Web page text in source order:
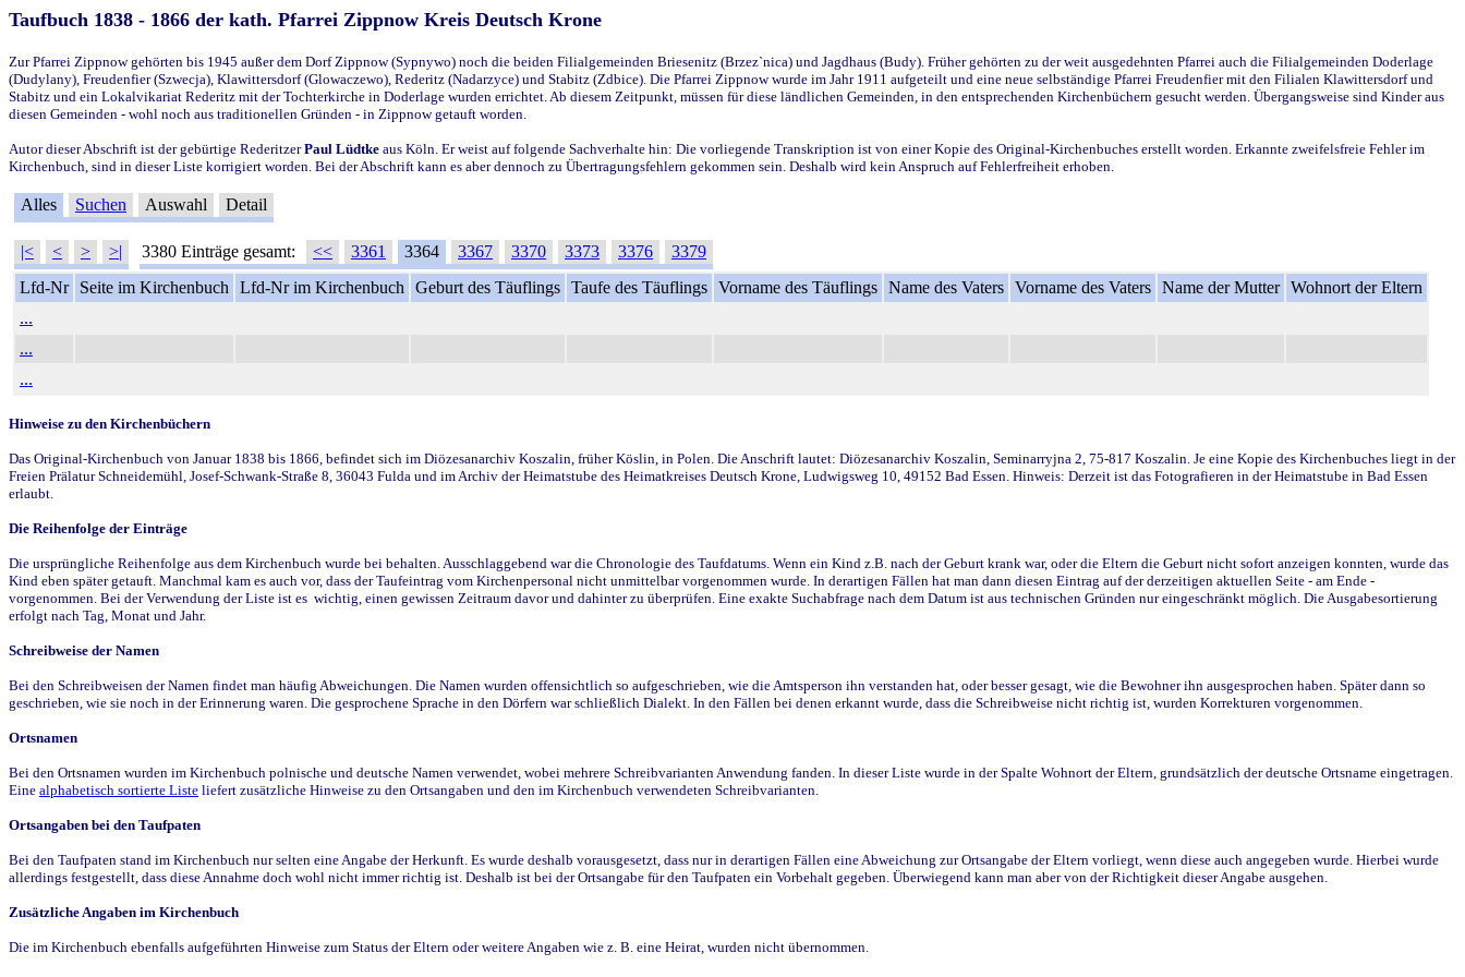
Taufbuch 1838 - 1866 der kath. Pfarrei Zippnow Kreis Deutsch Krone
Zur Pfarrei Zippnow gehörten bis 1945 außer dem Dorf Zippnow (Sypnywo) noch die beiden Filialgemeinden Briesenitz (Brzez`nica) und Jagdhaus (Budy). Früher gehörten zu der weit ausgedehnten Pfarrei auch die Filialgemeinden Doderlage
(Dudylany), Freudenfier (Szwecja), Klawittersdorf (Glowaczewo), Rederitz (Nadarzyce) und Stabitz (Zdbice). Die Pfarrei Zippnow wurde im Jahr 1911 aufgeteilt und eine neue selbständige Pfarrei Freudenfier mit den Filialen Klawittersdorf und
Stabitz und ein Lokalvikariat Rederitz mit der Tochterkirche in Doderlage wurden errichtet. Ab diesem Zeitpunkt, müssen für diese ländlichen Gemeinden, in den entsprechenden Kirchenbüchern gesucht werden. Übergangsweise sind Kinder aus
diesen Gemeinden - wohl noch aus traditionellen Gründen - in Zippnow getauft worden.
Autor dieser Abschrift ist der gebürtige RederitzerPaul Lüdtke aus Köln. Er weist auf folgende Sachverhalte hin: Die vorliegende Transkription ist von einer Kopie des Original-Kirchenbuches erstellt worden. Erkannte zweifelsfreie Fehler im
Kirchenbuch, sind in dieser Liste korrigiert worden. Bei der Abschrift kann es aber dennoch zu Übertragungsfehlern gekommen sein. Deshalb wird kein Anspruch auf Fehlerfreiheit erhoben.
Alles Suchen Auswahl Detail
|< < > >| 3380 Einträge gesamt: << 3361 3364 3367 3370 3373 3376
3379
Lfd-Nr
Seite im Kirchenbuch Lfd-Nr im Kirchenbuch Geburt des Täuflings Taufe des Täuflings Vorname des Täuflings Name des Vaters Vorname des Vaters Name der Mutter Wohnort der Eltern
...
...
...
Hinweise zu den Kirchenbüchern
Das Original-Kirchenbuch von Januar 1838 bis 1866, befindet sich im Diözesanarchiv Koszalin, früher Köslin, in Polen. Die Anschrift lautet: Diözesanarchiv Koszalin, Seminarryjna 2, 75-817 Koszalin. Je eine Kopie des Kirchenbuches liegt in der
Freien Prälatur Schneidemühl, Josef-Schwank-Straße 8, 36043 Fulda und im Archiv der Heimatstube des Heimatkreises Deutsch Krone, Ludwigsweg 10, 49152 Bad Essen. Hinweis: Derzeit ist das Fotografieren in der Heimatstube in Bad Essen
erlaubt.
Die Reihenfolge der Einträge
Die ursprüngliche Reihenfolge aus dem Kirchenbuch wurde bei behalten. Ausschlaggebend war die Chronologie des Taufdatums. Wenn ein Kind z.B. nach der Geburt krank war, oder die Eltern die Geburt nicht sofort anzeigen konnten, wurde das
Kind eben später getauft. Manchmal kam es auch vor, dass der Taufeintrag vom Kirchenpersonal nicht unmittelbar vorgenommen wurde. In derartigen Fällen hat man dann diesen Eintrag auf der derzeitigen aktuellen Seite - am Ende -
vorgenommen. Bei der Verwendung der Liste ist es wichtig, einen gewissen Zeitraum davor und dahinter zu überprüfen. Eine exakte Suchabfrage nach dem Datum ist aus technischen Gründen nur eingeschränkt möglich. Die Ausgabesortierung
erfolgt nach Tag, Monat und Jahr.
Schreibweise der Namen
Bei den Schreibweisen der Namen findet man häufig Abweichungen. Die Namen wurden offensichtlich so aufgeschrieben, wie die Amtsperson ihn verstanden hat, oder besser gesagt, wie die Bewohner ihn ausgesprochen haben. Später dann so
geschrieben, wie sie noch in der Erinnerung waren. Die gesprochene Sprache in den Dörfern war schließlich Dialekt. In den Fällen bei denen erkannt wurde, dass die Schreibweise nicht richtig ist, wurden Korrekturen vorgenommen.
Ortsnamen
Bei den Ortsnamen wurden im Kirchenbuch polnische und deutsche Namen verwendet, wobei mehrere Schreibvarianten Anwendung fanden. In dieser Liste wurde in der Spalte Wohnort der Eltern, grundsätzlich der deutsche Ortsname eingetragen.
Eine alphabetisch sortierte Liste liefert zusätzliche Hinweise zu den Ortsangaben und den im Kirchenbuch verwendeten Schreibvarianten.
Ortsangaben bei den Taufpaten
Bei den Taufpaten stand im Kirchenbuch nur selten eine Angabe der Herkunft. Es wurde deshalb vorausgesetzt, dass nur in derartigen Fällen eine Abweichung zur Ortsangabe der Eltern vorliegt, wenn diese auch angegeben wurde. Hierbei wurde
allerdings festgestellt, dass diese Annahme doch wohl nicht immer richtig ist. Deshalb ist bei der Ortsangabe für den Taufpaten ein Vorbehalt gegeben. Überwiegend kann man aber von der Richtigkeit dieser Angabe ausgehen.
Zusätzliche Angaben im Kirchenbuch
Die im Kirchenbuch ebenfalls aufgeführten Hinweise zum Status der Eltern oder weitere Angaben wie z. B. eine Heirat, wurden nicht übernommen.